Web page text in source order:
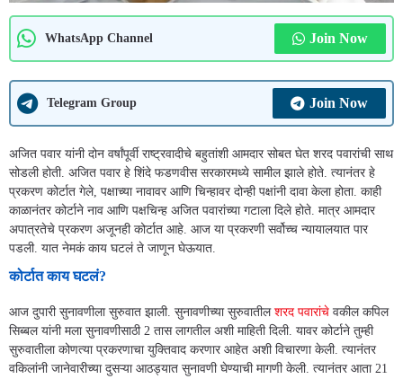
WhatsApp Channel Join Now
Telegram Group Join Now
अजित पवार यांनी दोन वर्षांपूर्वी राष्ट्रवादीचे बहुतांशी आमदार सोबत घेत शरद पवारांची साथ
सोडली होती. अजित पवार हे शिंदे फडणवीस सरकारमध्ये सामील झाले होते. त्यानंतर हे
प्रकरण कोर्टात गेले, पक्षाच्या नावावर आणि चिन्हावर दोन्ही पक्षांनी दावा केला होता. काही
काळानंतर कोर्टाने नाव आणि पक्षचिन्ह अजित पवारांच्या गटाला दिले होते. मात्र आमदार
अपात्रतेचे प्रकरण अजूनही कोर्टात आहे. आज या प्रकरणी सर्वोच्च न्यायालयात पार
पडली. यात नेमकं काय घटलं ते जाणून घेऊयात.
कोर्टात काय घटलं?
आज दुपारी सुनावणीला सुरुवात झाली. सुनावणीच्या सुरुवातील शरद पवारांचे वकील कपिल
सिब्बल यांनी मला सुनावणीसाठी 2 तास लागतील अशी माहिती दिली. यावर कोर्टाने तुम्ही
सुरुवातीला कोणत्या प्रकरणाचा युक्तिवाद करणार आहेत अशी विचारणा केली. त्यानंतर
वकिलांनी जानेवारीच्या दुसऱ्या आठड्यात सुनावणी घेण्याची मागणी केली. त्यानंतर आता 21